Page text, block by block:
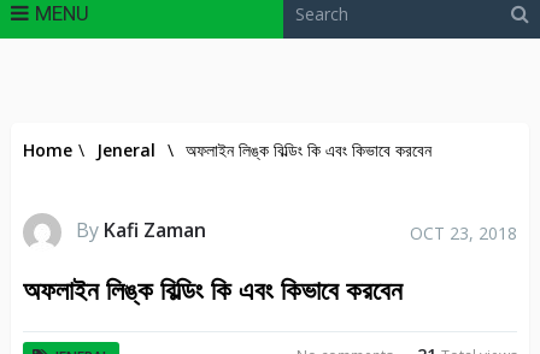
MENU
Home \ Jeneral \ অফলাইন লিঙ্ক বিল্ডিং কি এবং কিভাবে করবেন
By Kafi Zaman OCT 23, 2018
অফলাইন লিঙ্ক বিল্ডিং কি এবং কিভাবে করবেন